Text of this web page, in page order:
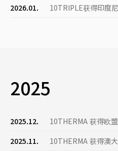
2026.01.
10TRIPLE获得印度
2025
2025.12.
10THERMA 获得欧
2025.11.
10THERMA 获得澳